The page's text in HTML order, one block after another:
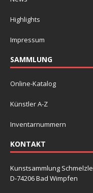
Highlights
Impressum
SAMMLUNG
Online-Katalog
Künstler A-Z
Inventarnummern
KONTAKT
Kunstsammlung Schmelzle
D-74206 Bad Wimpfen